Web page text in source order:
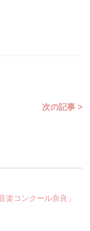
次の記事 >
楽コンクール奈良」